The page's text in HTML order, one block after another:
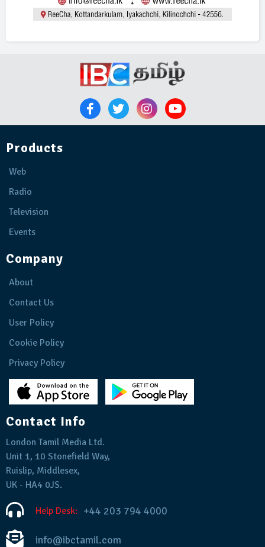
Products
Web
Radio
Television
Events
Company
About
Contact Us
User Policy
Cookie Policy
Privacy Policy
Contact Info
London Tamil Media Ltd.
Unit 1, 10 Stonefield Way,
Ruislip, Middlesex,
UK - HA4 0JS.
Help Desk: +44 203 794 4000
info@ibctamil.com